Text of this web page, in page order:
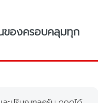
นของครอบคลุมทุก